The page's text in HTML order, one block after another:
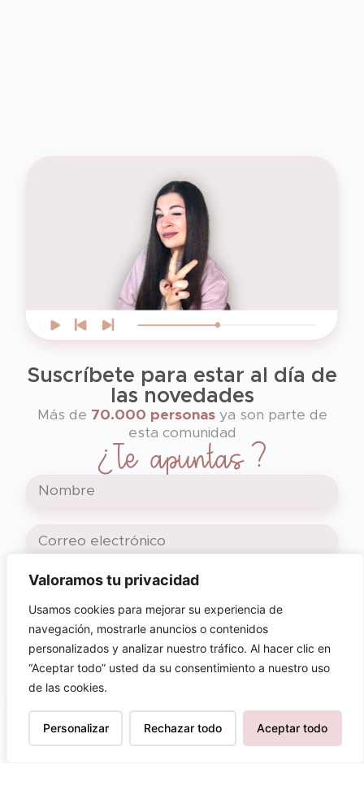
Valoramos tu privacidad
Usamos cookies para mejorar su experiencia de
navegación, mostrarle anuncios o contenidos
personalizados y analizar nuestro tráfico. Al hacer clic en
“Aceptar todo” usted da su consentimiento a nuestro uso
de las cookies.
Personalizar Rechazar todo Aceptar todo
Suscríbete para estar al día de
las novedades
Más de 70.000 personasya son parte de
esta comunidad
¿Te apuntas?
SUSCRIBIRME
Al pinchar en suscribirme, aceptas nuestra
política de privacidad y la recepción de
nuestros correos electrónicos.